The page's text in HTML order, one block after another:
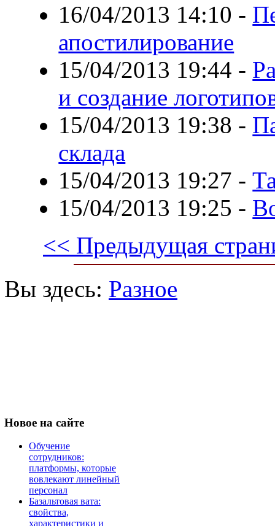
16/04/2013 14:10 -
апостилирование
15/04/2013 19:44 -
и создание
15/04/2013 19:38 -
склада
15/04/2013 19:27 -
15/04/2013 19:25 -
<< Предыдущая
Вы здесь: Разное
Новое на сайте
Обучение
сотрудников:
платформы, которые
вовлекают линейный
персонал
Базальтовая вата:
свойства,
характеристики и